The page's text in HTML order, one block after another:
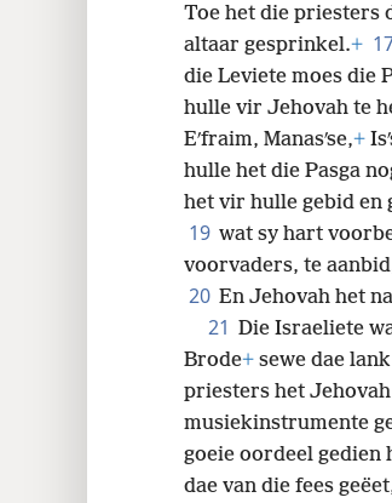
Toe het die priesters
altaar gesprinkel.+
die Leviete moes die
hulle vir Jehovah te
Eʹfraim, Manasʹse,+
hulle het die Pasga
het vir hulle gebid en
19 wat sy hart
voorvaders, te
20 En Jehovah het
21 Die Israeliete
Brode+ sewe dae
priesters het
musiekinstrumente
goeie oordeel gedien
dae van die fees